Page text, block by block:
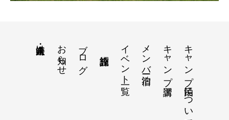
キャンプ民泊について
キャンプ講習
メンバー宿泊
イベント一覧
ブログ
お知らせ
法人・企業向け